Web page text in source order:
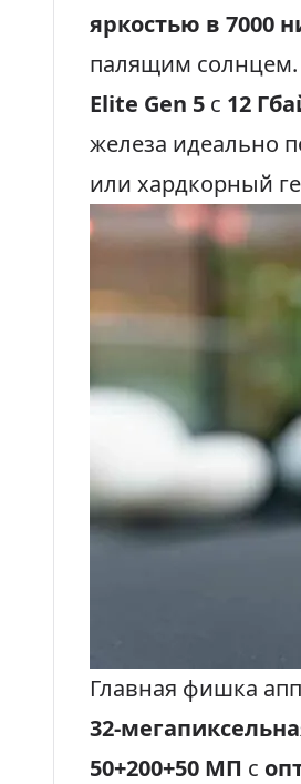
яркостью в 7000
палящим солнцем.
Elite Gen 5 с 12
железа идеально
или хардкорный
Главная фишка
32-
50+200+50 МП с